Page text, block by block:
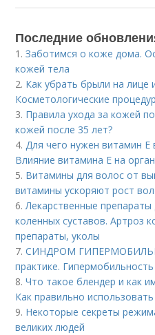
Последние
1.Заботимся о коже дома.
кожей тела
2. Как убрать брыли на лице
Косметологические
3. Правила ухода за кожей
кожей после 35 лет?
4.Для чего нужен витамин Е
Влияние витамина E на
5. Витамины для волос от
витамины ускоряют рост
6.Лекарственные препараты
коленных суставов. Артроз
препараты, уколы
7.СИНДРОМ
практике.
8.Что такое блендер и как
Как правильно
9. Некоторые секреты
великих людей